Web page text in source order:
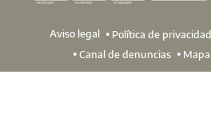
Aviso legal Política de privacidad
Canal de denuncias